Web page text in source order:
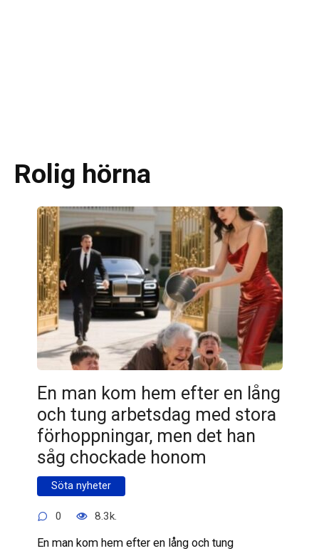
Rolig hörna
En man kom hem efter en lång
och tung arbetsdag med stora
förhoppningar, men det han
såg chockade honom
Söta nyheter
0 8.3k.
En man kom hem efter en lång och tung